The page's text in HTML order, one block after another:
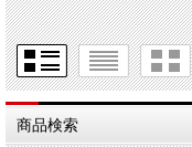
商品検索